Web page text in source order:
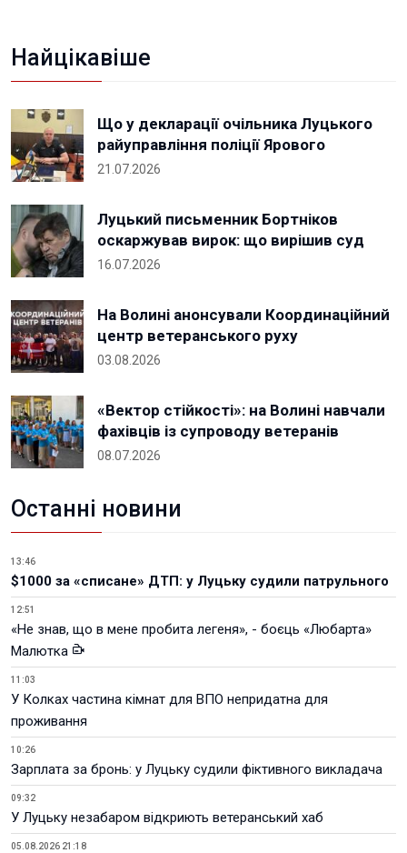
Найцікавіше
Що у декларації очільника Луцького
райуправління поліції Ярового
21.07.2026
Луцький письменник Бортніков
оскаржував вирок: що вирішив суд
16.07.2026
На Волині анонсували Координаційний
центр ветеранського руху
03.08.2026
«Вектор стійкості»: на Волині навчали
фахівців із супроводу ветеранів
08.07.2026
Останні новини
13:46
$1000 за «списане» ДТП: у Луцьку судили патрульного
12:51
«Не знав, що в мене пробита легеня», - боєць «Любарта»
Малютка
11:03
У Колках частина кімнат для ВПО непридатна для
проживання
10:26
Зарплата за бронь: у Луцьку судили фіктивного викладача
09:32
У Луцьку незабаром відкриють ветеранський хаб
05.08.2026 21:18